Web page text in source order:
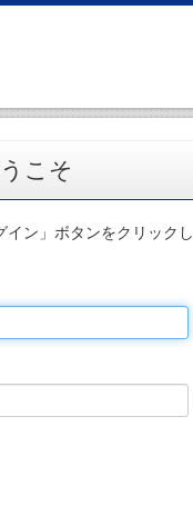
こそ
ン」ボタンをクリックし